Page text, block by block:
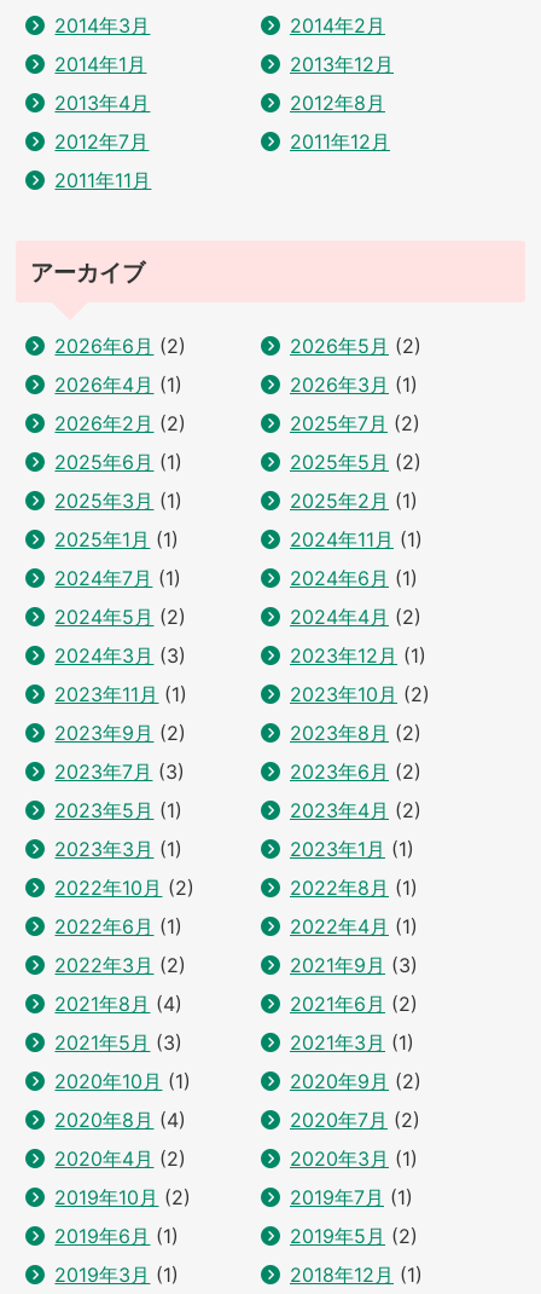
2014年3月
2014年2月
2014年1月
2013年12月
2013年4月
2012年8月
2012年7月
2011年12月
2011年11月
アーカイブ
2026年6月 (2) 2026年5月 (2)
2026年4月 (1) 2026年3月 (1)
2026年2月 (2) 2025年7月 (2)
2025年6月 (1) 2025年5月 (2)
2025年3月 (1) 2025年2月 (1)
2025年1月 (1) 2024年11月 (1)
2024年7月 (1) 2024年6月 (1)
2024年5月 (2) 2024年4月 (2)
2024年3月 (3) 2023年12月 (1)
2023年11月 (1) 2023年10月 (2)
2023年9月 (2) 2023年8月 (2)
2023年7月 (3) 2023年6月 (2)
2023年5月 (1) 2023年4月 (2)
2023年3月 (1) 2023年1月 (1)
2022年10月 (2) 2022年8月 (1)
2022年6月 (1) 2022年4月 (1)
2022年3月 (2) 2021年9月 (3)
2021年8月 (4) 2021年6月 (2)
2021年5月 (3) 2021年3月 (1)
2020年10月 (1) 2020年9月 (2)
2020年8月 (4) 2020年7月 (2)
2020年4月 (2) 2020年3月 (1)
2019年10月 (2) 2019年7月 (1)
2019年6月 (1) 2019年5月 (2)
2019年3月 (1) 2018年12月 (1)